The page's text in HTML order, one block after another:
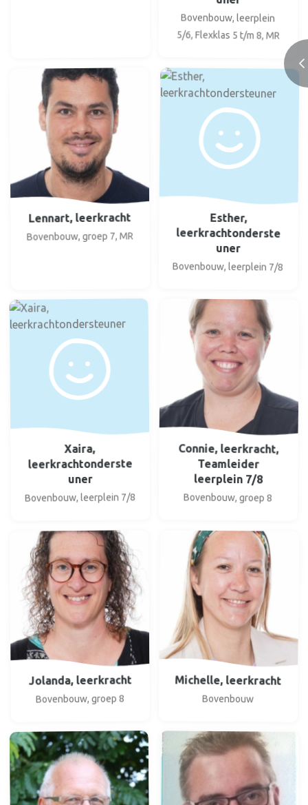
Bovenbouw, leerplein
5/6, Flexklas 5 t/m 8, MR
Lennart, leerkracht
Bovenbouw, groep 7, MR
Esther,
leerkrachtonderste
uner
Bovenbouw, leerplein 7/8
Xaira,
leerkrachtonderste
uner
Bovenbouw, leerplein 7/8
Connie, leerkracht,
Teamleider
leerplein 7/8
Bovenbouw, groep 8
Jolanda, leerkracht
Bovenbouw, groep 8
Michelle, leerkracht
Bovenbouw